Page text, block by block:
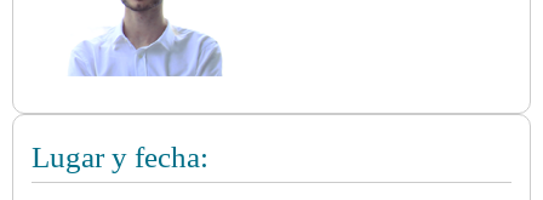
Lugar y fecha: